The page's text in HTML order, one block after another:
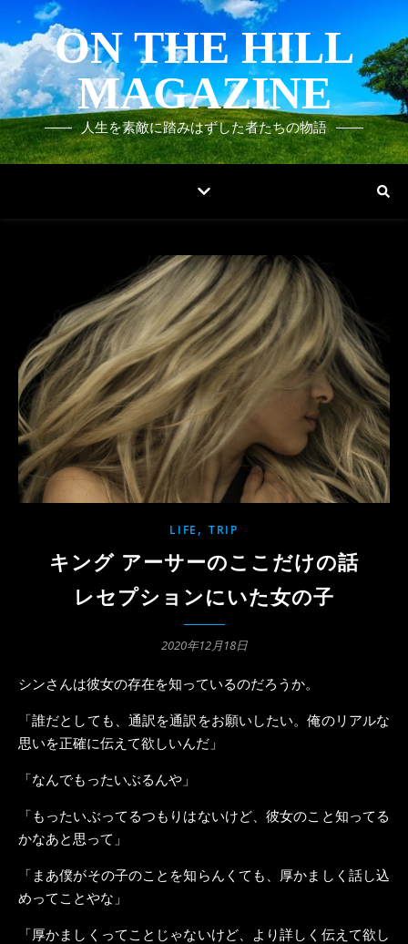
ON THE HILL
MAGAZINE
人生を素敵に踏みはずした者たちの物語
LIFE , TRIP
キング アーサーのここだけの話
レセプションにいた女の子
2020年12月18日
シンさんは彼女の存在を知っているのだろうか。
「誰だとしても、通訳を通訳をお願いしたい。俺のリアルな
思いを正確に伝えて欲しいんだ」
「なんでもったいぶるんや」
「もったいぶってるつもりはないけど、彼女のこと知ってる
かなあと思って」
「まあ僕がその子のことを知らんくても、厚かましく話し込
めってことやな」
「厚かましくってことじゃないけど、より詳しく伝えて欲し